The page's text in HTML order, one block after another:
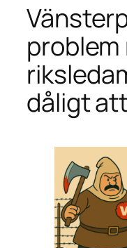
problem
dåligt